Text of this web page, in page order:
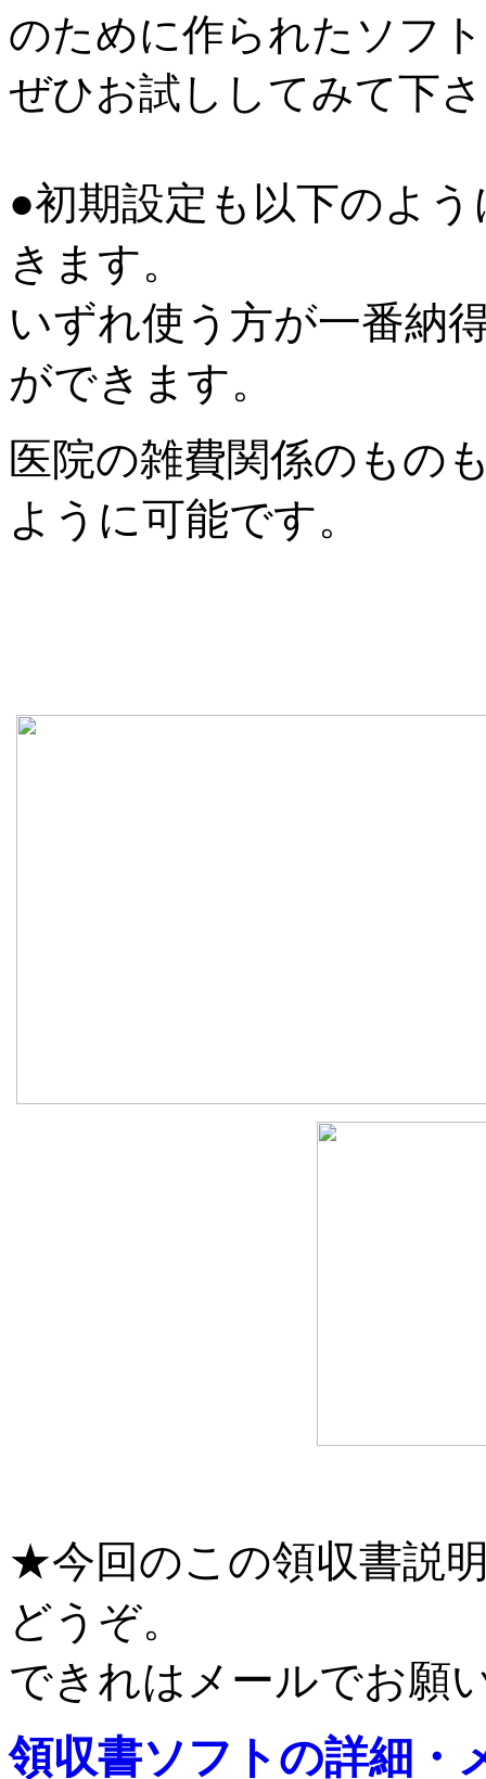
のために作られたソフ
ぜひお試ししてみて下
●初期設定も以下のよ
きます。
いずれ使う方が一番納
ができます。
医院の雑費関係のもの
ように可能です。
★今回のこの領収書説
どうぞ。
できれはメールでお願
領収書ソフトの詳細・